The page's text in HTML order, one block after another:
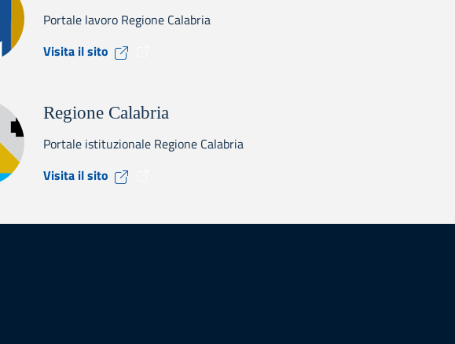
Portale lavoro Regione Calabria
Visita il sito
Regione Calabria
Portale istituzionale Regione Calabria
Visita il sito